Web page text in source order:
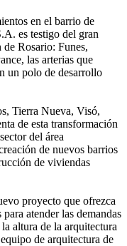
en el barrio de
es testigo del gran
Rosario: Funes,
las arterias que
un polo de desarrollo
Tierra Nueva, Visó,
de esta transformación
del área
de nuevos barrios
de viviendas
proyecto que ofrezca
atender las demandas
altura de la arquitectura
de arquitectura de